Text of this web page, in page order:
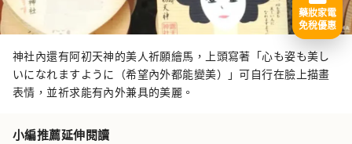
神社內還有阿初天神的美人祈願繪馬，上頭寫著「心も姿も美し
いになれますように（希望內外都能變美）」可自行在臉上描畫
表情，並祈求能有內外兼具的美麗。
小編推薦延伸閱讀
藥妝家電
免稅優惠